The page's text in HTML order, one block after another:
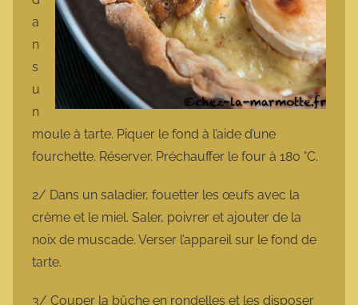
a
n
s
u
n
moule à tarte. Piquer le fond à l’aide d’une
fourchette. Réserver. Préchauffer le four à 180 °C.
2/ Dans un saladier, fouetter les œufs avec la
crème et le miel. Saler, poivrer et ajouter de la
noix de muscade. Verser l’appareil sur le fond de
tarte.
3/ Couper la bûche en rondelles et les disposer